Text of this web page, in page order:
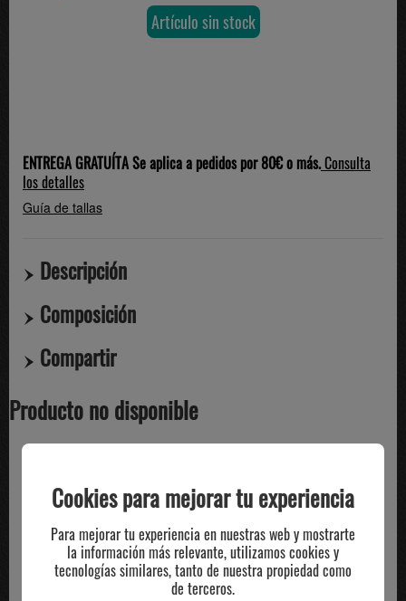
Artículo sin stock
ENTREGA GRATUÍTA Se aplica a pedidos por 80€ o más.Consulta
los detalles
Guía de tallas
Descripción
Composición
Compartir
Producto no disponible
TE PUEDE INTERESAR
Cookies para mejorar tu experiencia
Para mejorar tu experiencia en nuestras web y mostrarte
la información más relevante, utilizamos cookies y
tecnologías similares, tanto de nuestra propiedad como
de terceros.